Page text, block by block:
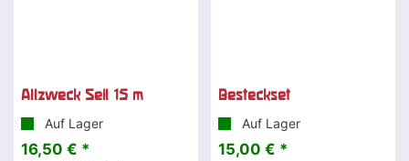
Allzweck Seil 15 m
Auf Lager
16,50 € *
Besteckset
Auf Lager
15,00 € *